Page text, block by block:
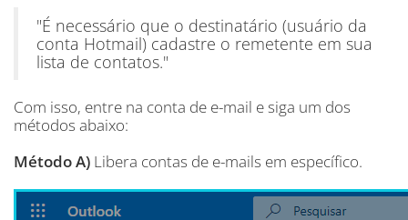
"É necessário que o destinatário (usuário da
conta Hotmail) cadastre o remetente em sua
lista de contatos."
Com isso, entre na conta de e-mail e siga um dos
métodos abaixo:
Método A) Libera contas de e-mails em específico.